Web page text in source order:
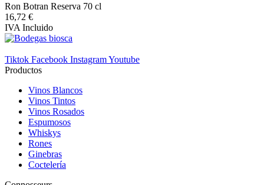
Ron Botran Reserva 70 cl
16,72 €
IVA Incluido
Tiktok Facebook InstagramYoutube
Productos
Vinos Blancos
Vinos Tintos
Vinos Rosados
Espumosos
Whiskys
Rones
Ginebras
Coctelería